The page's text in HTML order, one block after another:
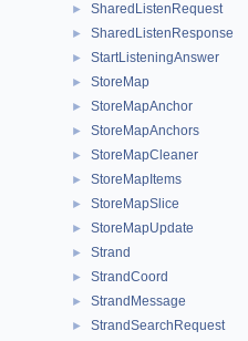
► SharedListenRequest
► SharedListenResponse
► StartListeningAnswer
► StoreMap
► StoreMapAnchor
► StoreMapAnchors
► StoreMapCleaner
► StoreMapItems
► StoreMapSlice
► StoreMapUpdate
► Strand
► StrandCoord
► StrandMessage
► StrandSearchRequest